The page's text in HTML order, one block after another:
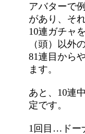
アバターで
があり、そ
10連ガチャ
（頭）以外
81連目から
ます。
あと、10連
定です。
1回目…ドー